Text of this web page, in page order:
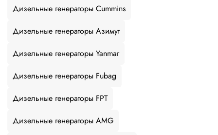
Дизельные генераторы Cummins
Дизельные генераторы Азимут
Дизельные генераторы Yanmar
Дизельные генераторы Fubag
Дизельные генераторы FPT
Дизельные генераторы AMG